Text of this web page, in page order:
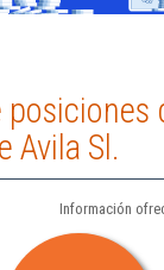
posiciones
Avila Sl.
Información